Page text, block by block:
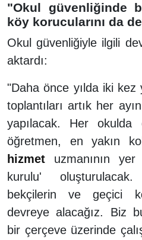
"Okul güvenliğinde
köy korucularını da
Okul güvenliğiyle ilgili
aktardı:
"Daha önce yılda iki kez
toplantıları artık her
yapılacak. Her
öğretmen, en yakın
hizmet uzmanının
kurulu'
bekçilerin ve geçici
devreye alacağız. Biz
bir çerçeve üzerinde